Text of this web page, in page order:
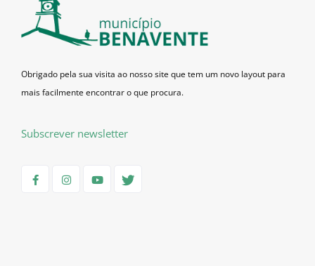
Obrigado pela sua visita ao nosso site que tem um novo layout para
mais facilmente encontrar o que procura.
Subscrever newsletter